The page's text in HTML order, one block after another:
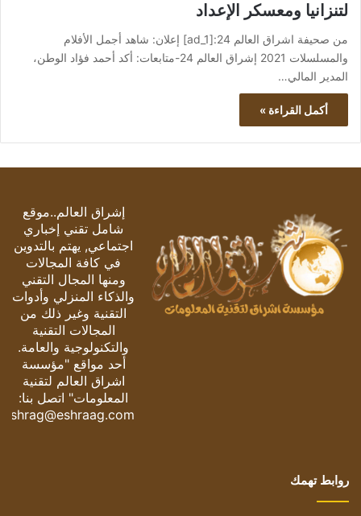
لتنزانيا ومعسكر الإعداد
من صحيفة اشراق العالم 24:[ad_1] إعلان: شاهد أجمل الأفلام
والمسلسلات 2021 إشراق العالم 24-متابعات: أكد أحمد فؤاد الوطن،
المدير المالي…
أكمل القراءة »
إشراق العالم..موقع
شامل تقني إخباري
اجتماعي, يهتم بالتدوين
في كافة المجالات
ومنها المجال التقني
والذكاء المنزلي وأدوات
التقنية وغير ذلك من
المجالات التقنية
والتكنولوجية والعامة.
أحد مواقع "مؤسسة
اشراق العالم لتقنية
المعلومات" اتصل بنا:
eshrag@eshraag.com
روابط تهمك